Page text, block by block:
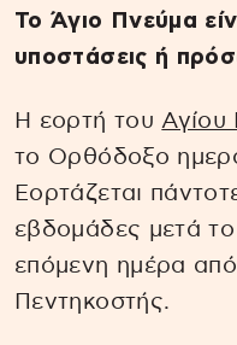
Το Άγιο Πνεύμα
υποστάσεις ή
Η εορτή του Αγίου
το Ορθόδοξο
Εορτάζεται
εβδομάδες μετά το
επόμενη ημέρα
Πεντηκοστής.